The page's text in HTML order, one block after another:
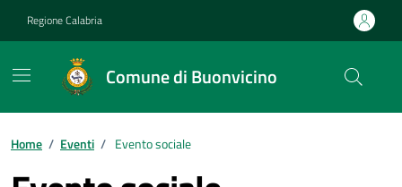
Regione Calabria
Comune di Buonvicino
Home / Eventi / Evento sociale